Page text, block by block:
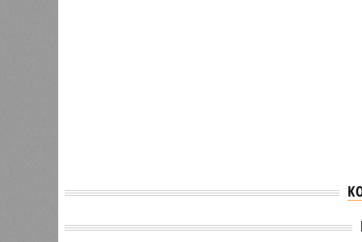
В Марий Эл взят под
В